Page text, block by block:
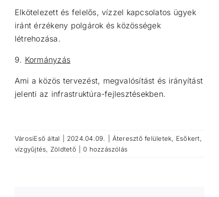
Elkötelezett és felelős, vízzel kapcsolatos ügyek
iránt érzékeny polgárok és közösségek
létrehozása.
9. Kormányzás
Ami a közös tervezést, megvalósítást és irányítást
jelenti az infrastruktúra-fejlesztésekben.
VárosiEső által 2024.04.09. Áteresztő felületek, Esőkert,
vízgyűjtés, Zöldtető 0 hozzászólás